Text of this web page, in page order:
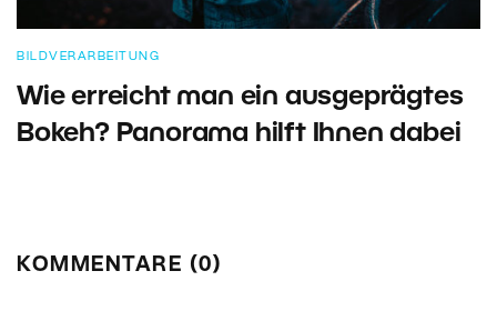
BILDVERARBEITUNG
Wie erreicht man ein ausgeprägtes
Bokeh? Panorama hilft Ihnen dabei
KOMMENTARE (0)